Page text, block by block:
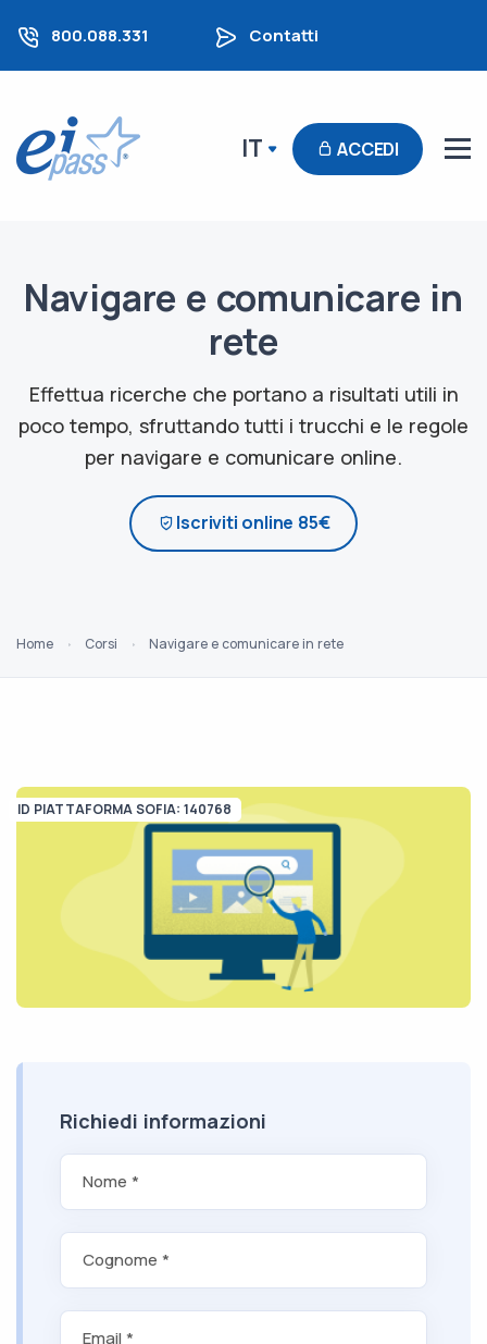
800.088.331 Contatti
IT ACCEDI
Navigare e comunicare in
rete
Effettua ricerche che portano a risultati utili in
poco tempo, sfruttando tutti i trucchi e le regole
per navigare e comunicare online.
Iscriviti online 85€
Home Corsi Navigare e comunicare in rete
ID PIATTAFORMA SOFIA: 140768
Richiedi informazioni
Nome *
Cognome *
Email *